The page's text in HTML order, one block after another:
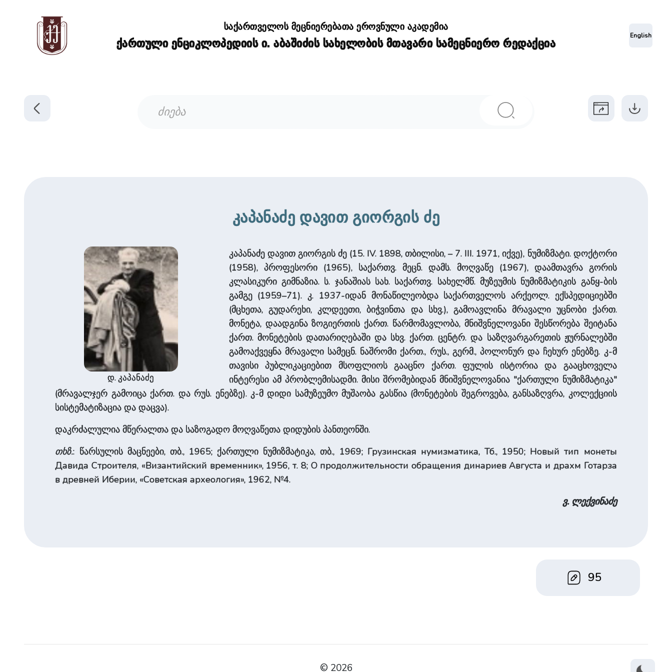
საქართველოს მეცნიერებათა ეროვნული აკადემია
ქართული ენციკლოპედიის ი. აბაშიძის სახელობის მთავარი სამეცნიერო რედაქცია
English
კაპანაძე დავით გიორგის ძე
დ. კაპანაძე
კაპანაძე დავით გიორგის ძე (15. IV. 1898, თბილისი, – 7. III. 1971, იქვე), ნუმიზმატი. დოქტორი
(1958), პროფესორი (1965), სა­ქართვ. მეცნ. დამს. მოღვაწე (1967), დაამთავრა გორის
კლასიკური გიმნაზია. ს. ჯანაშიას სახ. სა­ქართვ. სა­ხელმწ. მუზეუმის ნუმიზმატიკის განყ-ბის
გამგე (1959–71). კ. 1937-იდან მონაწილეობდა სა­ქარ­თვე­ლოს არქეოლ. ექსპედიციებში
(მცხეთა, გუდარეხი, კლდეეთი, ბიჭვინთა და სხვ.), გამოავლინა მრავალი უცნობი ქართ.
მონეტა, დაადგინა ზოგიერთის ქართ. წარმომავლობა, მნიშვ­ნე­ლო­ვა­ნი შესწორება შეიტანა
ქართ. მონეტების დათარიღებაში და სხვ. ქართ. ­ცენტრ. და საზღვარგარეთის ჟურნალებში
გამოაქვეყნა მრავალი სამეცნ. ნაშრომი ქართ., რუს., გერმ., პოლონურ და ჩეხურ ენებზე. კ-მ
თავისი პუბლიკაციებით მსოფლიოს გააცნო ქართ. ფულის ისტორია და გააცხოველა
ინტერესი ამ პრობლემისადმი. მისი შრომებიდან მნიშვ­ნე­ლო­ვა­ნია "ქარ­თული ნუმიზმატიკა"
(მრავალჯერ გამოიცა ქართ. და რუს. ენებზე). კ-მ დიდი სამუზეუმო მუშაობა გასწია (მონეტების შეგროვება, განსაზღვრა, კოლექციის
სისტე­მატიზაცია და დაცვა).
დაკრძალულია მწერალთა და საზოგადო მოღვაწეთა დიდუბის პანთეონში.
თხზ.: წარსულის მაცნეები, თბ., 1965; ქარ­თული ნუმიზმატიკა, თბ., 1969; Грузинская нумизматика, Тб., 1950; Новый тип монеты
Давида Строителя, «Византийский временник», 1956, т. 8; О продолжительности обращения динариев Августа и драхм Готарза
в древней Иберии, «Советская археология», 1962, №4.
ვ. ლექვინაძე
95
© 2026